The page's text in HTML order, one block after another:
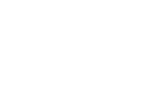
Se estimaba un
tanteado. Contando
perdido cinco
dos victorias (Las